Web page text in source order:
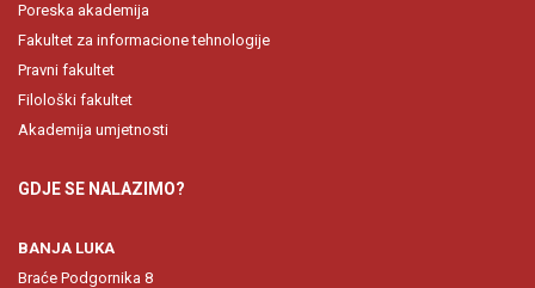
Poreska akademija
Fakultet za informacione tehnologije
Pravni fakultet
Filološki fakultet
Akademija umjetnosti
GDJE SE NALAZIMO?
BANJA LUKA
Braće Podgornika 8